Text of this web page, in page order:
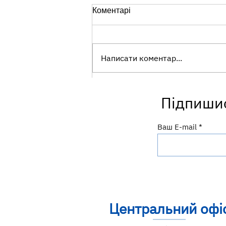
батькам для здоров'я
Коментарі
Написати коментар...
Ваш E-mail
Центральний